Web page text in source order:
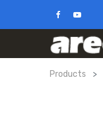
Products